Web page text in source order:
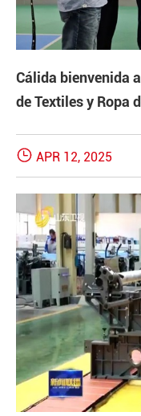
Cálida bienvenida
de Textiles y Ropa
 APR 12, 2025